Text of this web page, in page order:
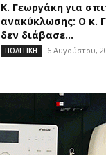
Κ. Γεωργάκη για
ανακύκλωσης: Ο κ.
δεν διάβασε...
ΠΟΛΙΤΙΚΗ 6 Αυγούστου,